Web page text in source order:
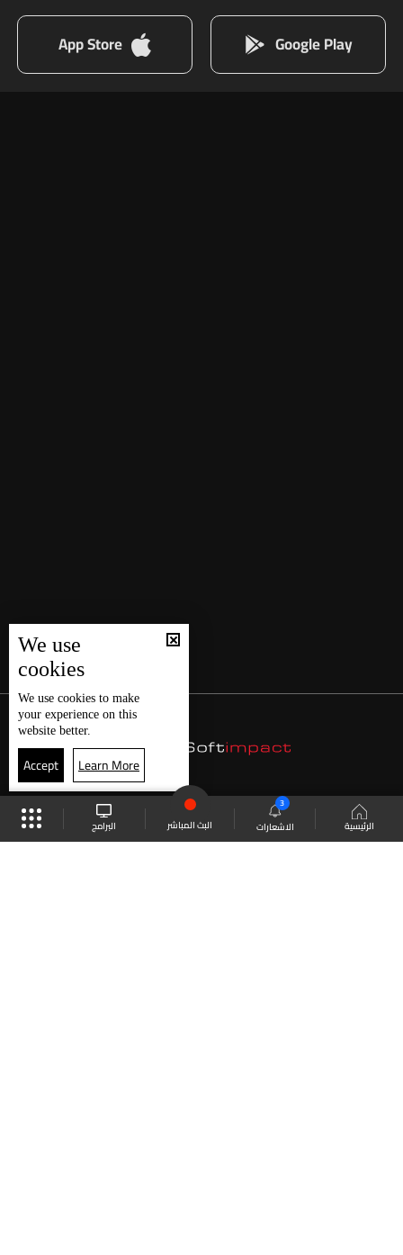
الرئيسية الاشعارات
3
البث المباشر البرامج
Google Play
App Store
We use
cookies
We use cookies to make
your experience on this
website better.
Accept Learn More
موقع البرامج الجدول البث المباشر